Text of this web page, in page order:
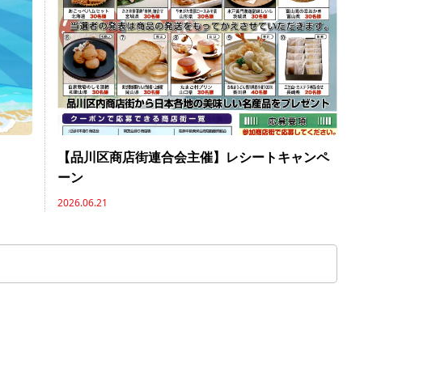
【品川区商店街連合会主催】レシートキャンペ
ーン
2026.06.21